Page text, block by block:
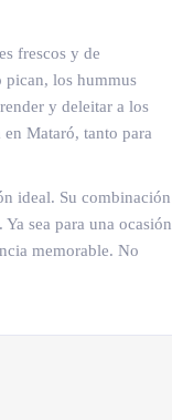
frescos y de
pican, los hummus
y deleitar a los
Mataró, tanto para
ideal. Su combinación
sea para una ocasión
memorable. No